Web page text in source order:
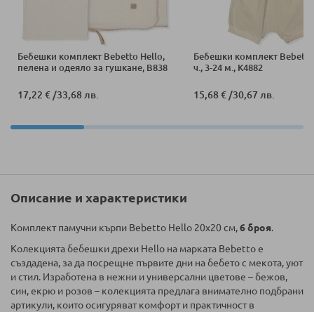
Бебешки комплект Bebetto Hello,
пелена и одеяло за гушкане, B838
17,22 €/33,68 лв.
Бебешки комплект
ч., 3-24 м., K4882
15,68 €/30,67 лв.
Описание и характеристики
Комплект памучни кърпи Bebetto Hello 20х20 см,6 броя.
Колекцията бебешки дрехи Hello на марката Bebetto е
създадена, за да посрещне първите дни на бебето с мекота, уют
и стил. Изработена в нежни и универсални цветове – бежов,
син, екрю и розов – колекцията предлага внимателно подбрани
артикули, които осигуряват комфорт и практичност в